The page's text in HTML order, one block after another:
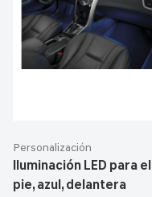
Personalización
Iluminación LED para el
pie, azul, delantera